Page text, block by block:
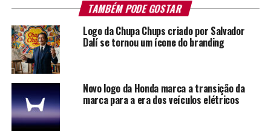
TAMBÉM PODE GOSTAR
Logo da Chupa Chups criado por Salvador
Dalí se tornou um ícone do branding
Novo logo da Honda marca a transição da
marca para a era dos veículos elétricos